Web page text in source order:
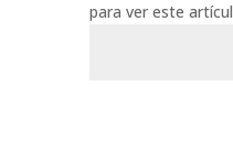
para ver este